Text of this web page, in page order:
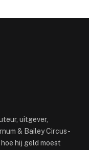
uitgever,
& Bailey Circus -
hij geld moest